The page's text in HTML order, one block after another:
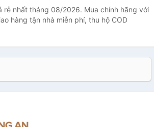
rẻ nhất tháng 08/2026. Mua chính hãng với
hàng tận nhà miễn phí, thu hộ COD